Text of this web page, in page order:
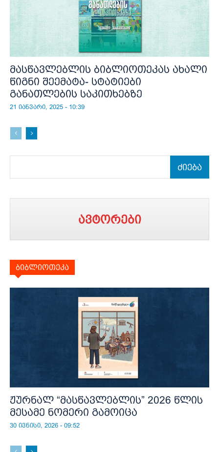
მასწავლებლის ბიბლიოთეკას ახალი
წიგნი შეემატა- სტატიები
განათლების საკითხებზე
21 იანვარი, 2025 - 10:39
ძიება
ავტორები
ბიბლიოთეკა
ჟურნალ “მასწავლებლის” 2026 წლის
მესამე ნომერი გამოიცა
30 ივნისი, 2026 - 09:52